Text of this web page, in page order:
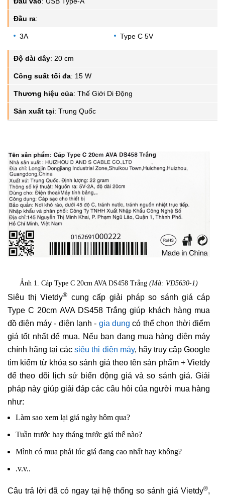
Đầu ra:
3A Type C 5V
Độ dài dây: 20 cm
Công suất tối đa: 15 W
Thương hiệu của: Thế Giới Di Động
Sản xuất tại: Trung Quốc
Ảnh 1. Cáp Type C 20cm AVA DS458 Trắng (Mã: VD5630-1)
Siêu thị Vietdy® cung cấp giải pháp so sánh giá cáp
Type C 20cm AVA DS458 Trắng giúp khách hàng mua
đồ điện máy - điện lạnh - gia dụng có thể chọn thời điểm
giá tốt nhất để mua. Nếu bạn đang mua hàng điện máy
chính hãng tại cácsiêu thị điện máy, hãy truy cập Google
tìm kiếm từ khóa so sánh giá theo tên sản phẩm + Vietdy
để theo dõi lịch sử biến động giá và so sánh giá. Giải
pháp này giúp giải đáp các câu hỏi của người mua hàng
như:
Làm sao xem lại giá ngày hôm qua?
Tuần trước hay tháng trước giá thế nào?
Mình có mua phải lúc giá đang cao nhất hay không?
.v.v..
Câu trả lời đã có ngay tại hệ thống so sánh giá Vietdy®,